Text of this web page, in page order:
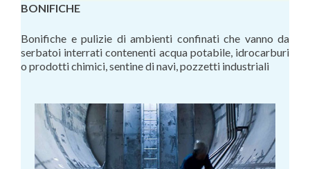
BONIFICHE
Bonifiche e pulizie di ambienti confinati che vanno da
serbatoi interrati contenenti acqua potabile, idrocarburi
o prodotti chimici, sentine di navi, pozzetti industriali